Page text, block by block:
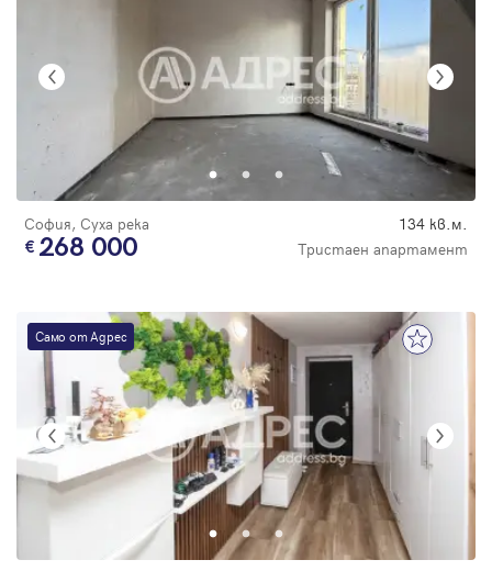
София, Суха река 134 кв.м.
268 000 Тристаен апартамент
Само от Адрес